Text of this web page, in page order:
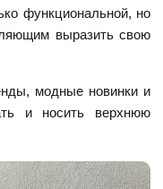
функциональной, но
выразить свою
модные новинки и
и носить верхнюю